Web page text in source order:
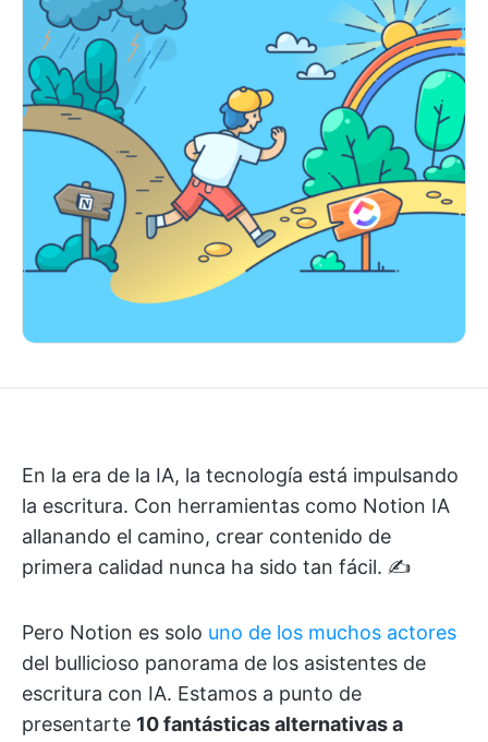
En la era de la IA, la tecnología está impulsando
la escritura. Con herramientas como Notion IA
allanando el camino, crear contenido de
primera calidad nunca ha sido tan fácil. ✍️
Pero Notion es solo uno de los muchos actores
del bullicioso panorama de los asistentes de
escritura con IA. Estamos a punto de
presentarte 10 fantásticasalternativas a